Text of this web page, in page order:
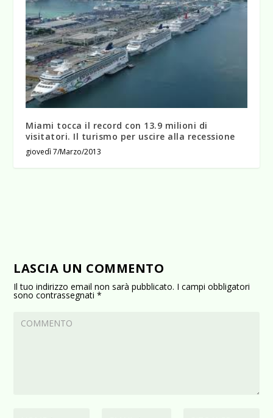
Miami tocca il record con 13.9 milioni di
visitatori. Il turismo per uscire alla recessione
giovedì 7/Marzo/2013
LASCIA UN COMMENTO
Il tuo indirizzo email non sarà pubblicato. I campi obbligatori
sono contrassegnati*